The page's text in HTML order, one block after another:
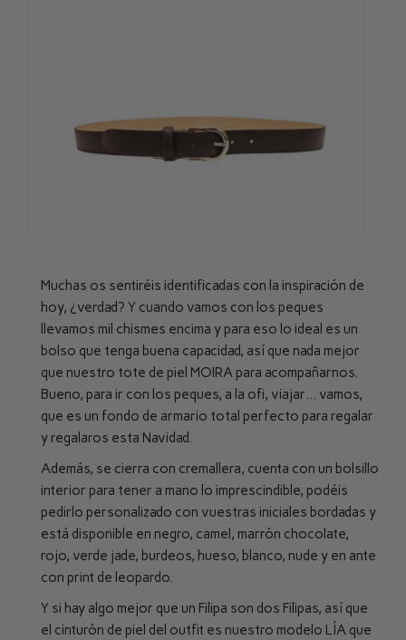
Muchas os sentiréis identificadas con la inspiración de
hoy, ¿verdad? Y cuando vamos con los peques
llevamos mil chismes encima y para eso lo ideal es un
bolso que tenga buena capacidad, así que nada mejor
que nuestro tote de piel MOIRA para acompañarnos.
Bueno, para ir con los peques, a la ofi, viajar… vamos,
que es un fondo de armario total perfecto para regalar
y regalaros esta Navidad.
Además, se cierra con cremallera, cuenta con un bolsillo
interior para tener a mano lo imprescindible, podéis
pedirlo personalizado con vuestras iniciales bordadas y
está disponible en negro, camel, marrón chocolate,
rojo, verde jade, burdeos, hueso, blanco, nude y en ante
con print de leopardo.
Y si hay algo mejor que un Filipa son dos Filipas, así que
el cinturón de piel del outfit es nuestro modelo LÍA que